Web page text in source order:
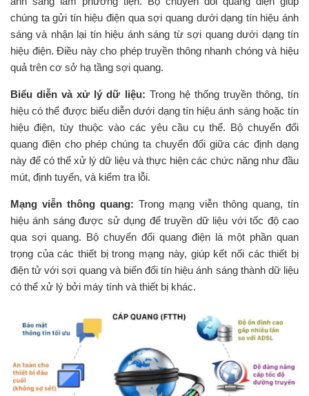
chúng ta gửi tín hiệu điện qua sợi quang dưới dạng tín hiệu ánh
sáng và nhận lại tín hiệu ánh sáng từ sợi quang dưới dạng tín
hiệu điện. Điều này cho phép truyền thông nhanh chóng và hiệu
quả trên cơ sở hạ tầng sợi quang.
Biểu diễn và xử lý dữ liệu: Trong hệ thống truyền thông, tín
hiệu có thể được biểu diễn dưới dạng tín hiệu ánh sáng hoặc tín
hiệu điện, tùy thuộc vào các yêu cầu cụ thể. Bộ chuyển đổi
quang điện cho phép chúng ta chuyển đổi giữa các định dạng
này để có thể xử lý dữ liệu và thực hiện các chức năng như đầu
mút, định tuyến, và kiểm tra lỗi.
Mạng viễn thông quang: Trong mạng viễn thông quang, tín
hiệu ánh sáng được sử dụng để truyền dữ liệu với tốc độ cao
qua sợi quang. Bộ chuyển đổi quang điện là một phần quan
trọng của các thiết bị trong mạng này, giúp kết nối các thiết bị
điện tử với sợi quang và biến đổi tín hiệu ánh sáng thành dữ liệu
có thể xử lý bởi máy tính và thiết bị khác.